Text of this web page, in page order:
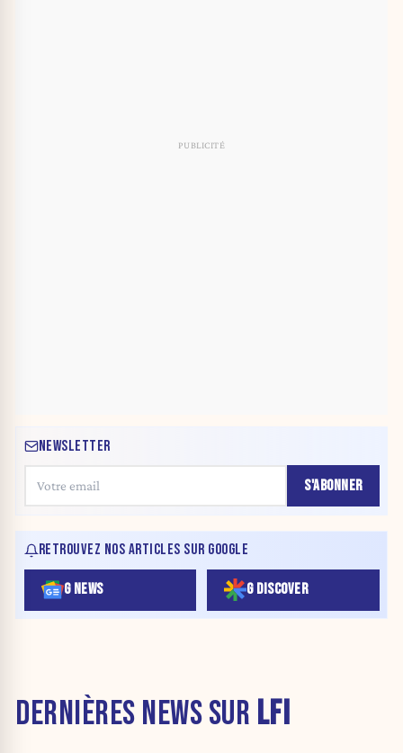
NEWSLETTER
S'ABONNER
RETROUVEZ NOS ARTICLES SUR GOOGLE
G NEWS G DISCOVER
DERNIÈRES NEWS SUR LFI